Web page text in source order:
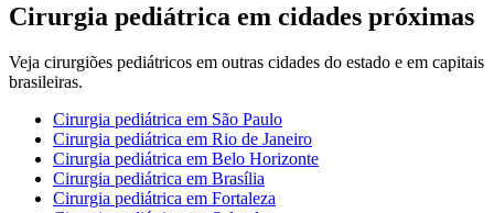
Cirurgia pediátrica em cidades próximas
Veja cirurgiões pediátricos em outras cidades do estado e em capitais
brasileiras.
Cirurgia pediátrica em São Paulo
Cirurgia pediátrica em Rio de Janeiro
Cirurgia pediátrica em Belo Horizonte
Cirurgia pediátrica em Brasília
Cirurgia pediátrica em Fortaleza